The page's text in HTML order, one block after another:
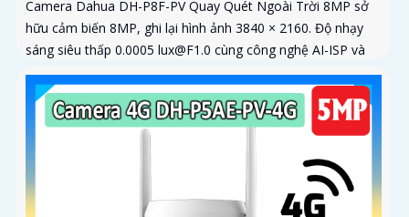
Camera Dahua DH-P8F-PV Quay Quét Ngoài Trời 8MP sở
hữu cảm biến 8MP, ghi lại hình ảnh 3840 × 2160. Độ nhạy
sáng siêu thấp 0.0005 lux@F1.0 cùng công nghệ AI-ISP và
cảm biến lớn...